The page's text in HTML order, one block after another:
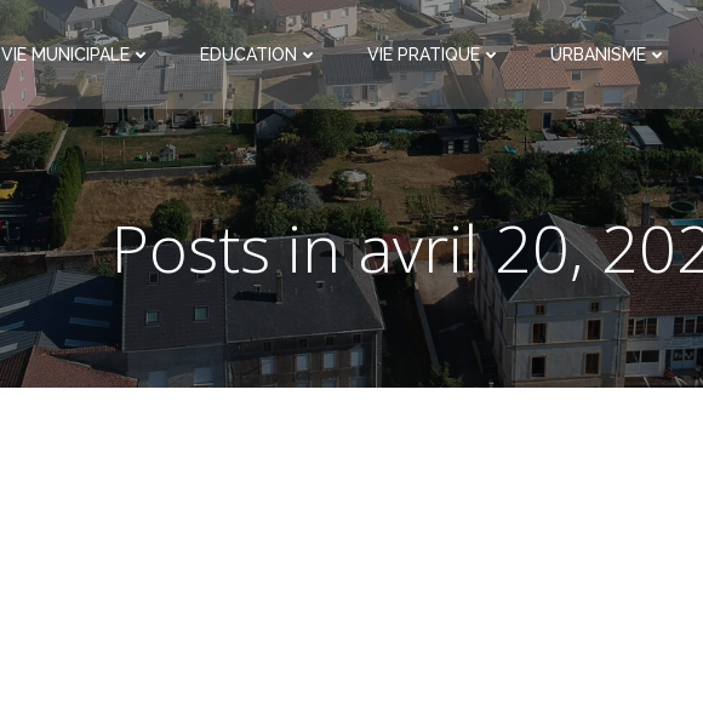
VIE MUNICIPALE EDUCATION VIE PRATIQUE URBANISME
Posts in avril 20,